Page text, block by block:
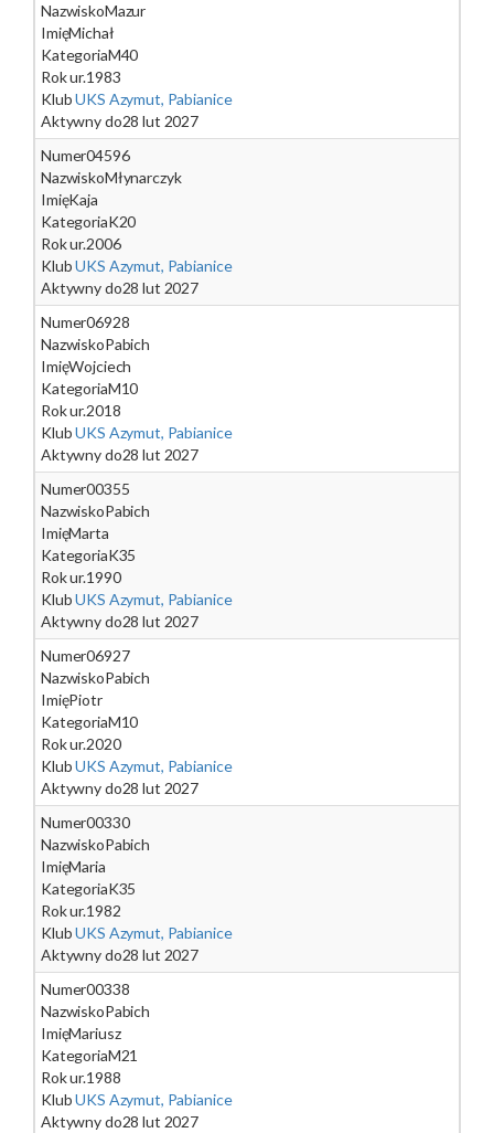
NazwiskoMazur
ImięMichał
KategoriaM40
Rok ur.1983
KlubUKS Azymut, Pabianice
Aktywny do28 lut 2027
Numer04596
NazwiskoMłynarczyk
ImięKaja
KategoriaK20
Rok ur.2006
KlubUKS Azymut, Pabianice
Aktywny do28 lut 2027
Numer06928
NazwiskoPabich
ImięWojciech
KategoriaM10
Rok ur.2018
KlubUKS Azymut, Pabianice
Aktywny do28 lut 2027
Numer00355
NazwiskoPabich
ImięMarta
KategoriaK35
Rok ur.1990
KlubUKS Azymut, Pabianice
Aktywny do28 lut 2027
Numer06927
NazwiskoPabich
ImięPiotr
KategoriaM10
Rok ur.2020
KlubUKS Azymut, Pabianice
Aktywny do28 lut 2027
Numer00330
NazwiskoPabich
ImięMaria
KategoriaK35
Rok ur.1982
KlubUKS Azymut, Pabianice
Aktywny do28 lut 2027
Numer00338
NazwiskoPabich
ImięMariusz
KategoriaM21
Rok ur.1988
KlubUKS Azymut, Pabianice
Aktywny do28 lut 2027